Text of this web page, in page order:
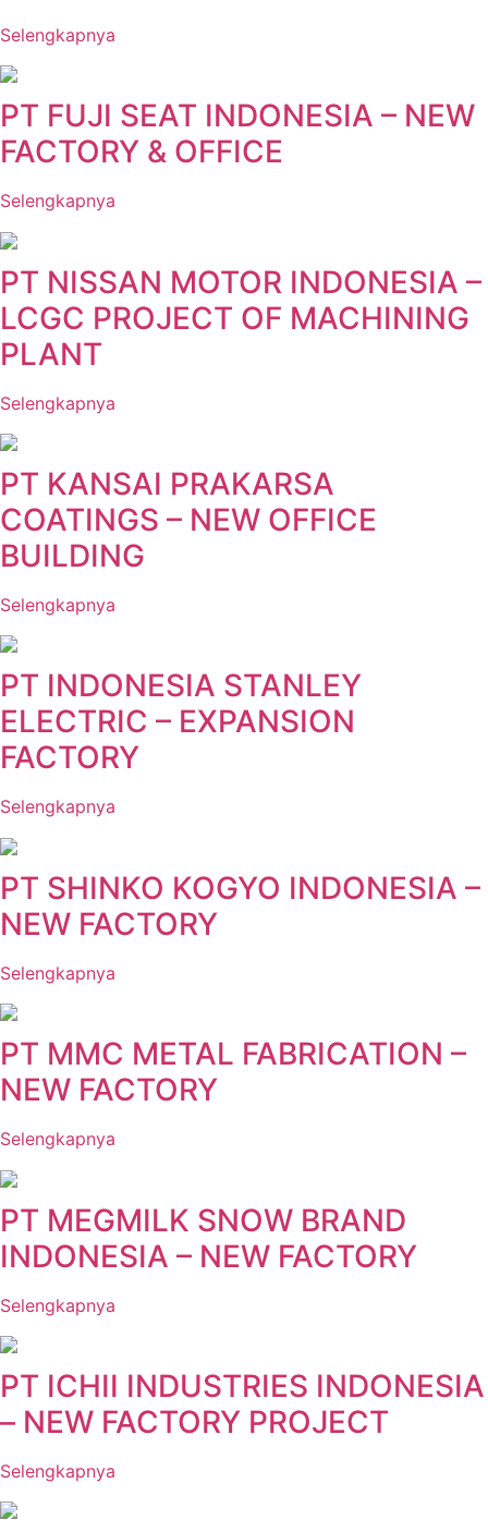
Selengkapnya
PT FUJI SEAT INDONESIA – NEW
FACTORY & OFFICE
Selengkapnya
PT NISSAN MOTOR INDONESIA –
LCGC PROJECT OF MACHINING
PLANT
Selengkapnya
PT KANSAI PRAKARSA
COATINGS – NEW OFFICE
BUILDING
Selengkapnya
PT INDONESIA STANLEY
ELECTRIC – EXPANSION
FACTORY
Selengkapnya
PT SHINKO KOGYO INDONESIA –
NEW FACTORY
Selengkapnya
PT MMC METAL FABRICATION –
NEW FACTORY
Selengkapnya
PT MEGMILK SNOW BRAND
INDONESIA – NEW FACTORY
Selengkapnya
PT ICHII INDUSTRIES INDONESIA
– NEW FACTORY PROJECT
Selengkapnya